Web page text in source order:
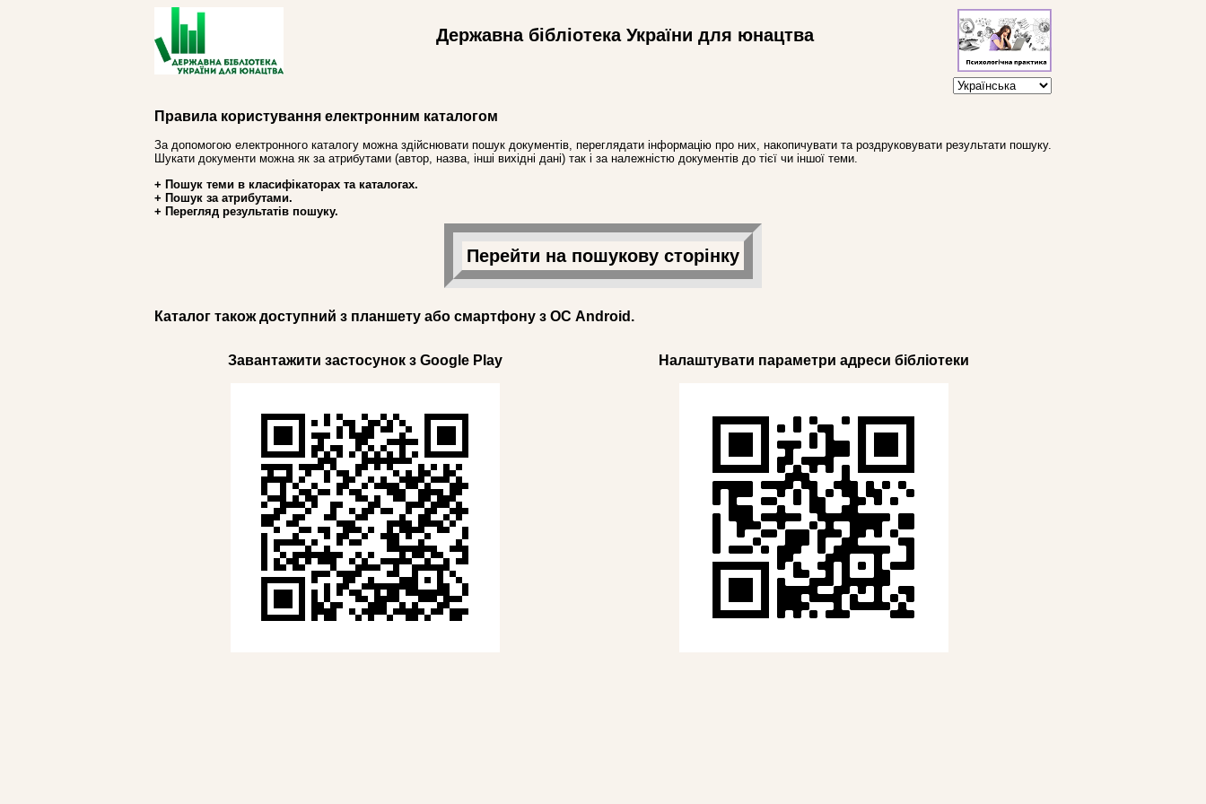
Державна бібліотека України для юнацтва
Правила користування електронним каталогом
За допомогою електронного каталогу можна здійснювати пошук документів, переглядати інформацію про них, накопичувати та роздруковувати результати пошуку.
Шукати документи можна як за атрибутами (автор, назва, інші вихідні дані) так і за належністю документів до тієї чи іншої теми.
+ Пошук теми в класифікаторах та каталогах.
+ Пошук за атрибутами.
+ Перегляд результатів пошуку.
Перейти на пошукову сторінку
Каталог також доступний з планшету або смартфону з ОС Android.
Завантажити застосунок з Google Play Налаштувати параметри адреси бібліотеки